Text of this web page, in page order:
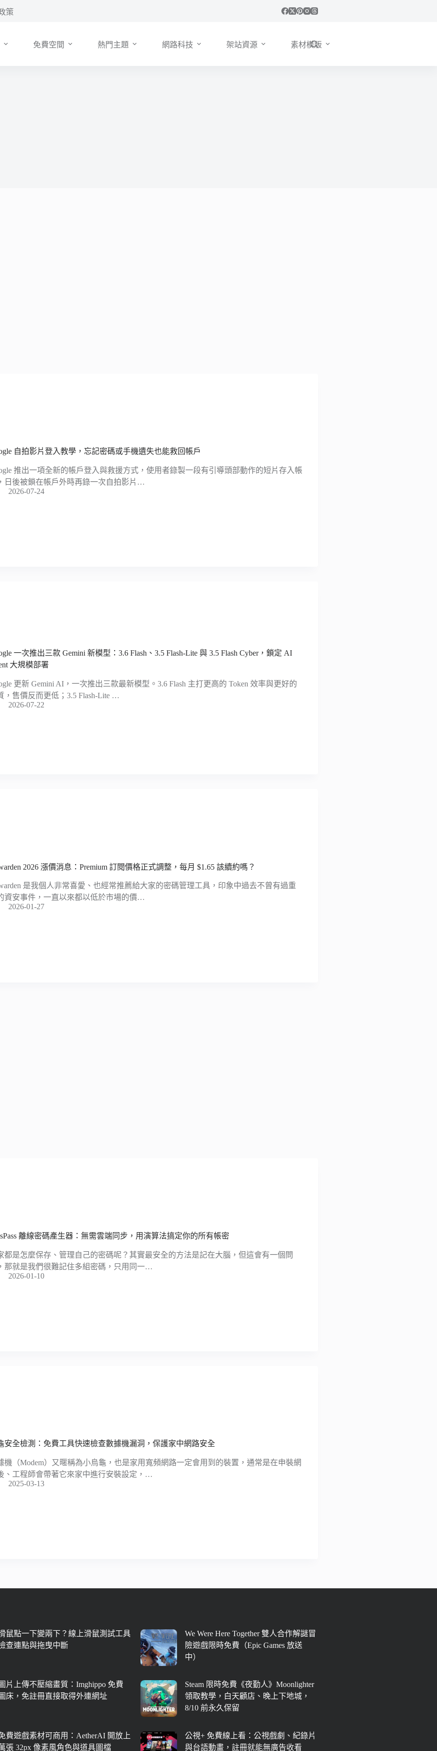
策
免費空間 熱門主題 網路科技 架站資源 素材模版
自拍影片登入教學，忘記密碼或手機遺失也能救回帳戶
推出一項全新的帳戶登入與救援方式，使用者錄製一段有引導頭部動作的短片存入帳
日後被鎖在帳戶外時再錄一次自拍影片…
2026-07-24
一次推出三款 Gemini 新模型：3.6 Flash、3.5 Flash-Lite 與 3.5 Flash Cyber，鎖定 AI
大規模部署
更新 Gemini AI，一次推出三款最新模型。3.6 Flash 主打更高的 Token 效率與更好的
，售價反而更低；3.5 Flash-Lite …
2026-07-22
2026 漲價消息：Premium 訂閱價格正式調整，每月 $1.65 該續約嗎？
是我個人非常喜愛、也經常推薦給大家的密碼管理工具，印象中過去不曾有過重
資安事件，一直以來都以低於市場的價…
2026-01-27
離線密碼產生器：無需雲端同步，用演算法搞定你的所有帳密
都是怎麼保存、管理自己的密碼呢？其實最安全的方法是記在大腦，但這會有一個問
那就是我們很難記住多組密碼，只用同一…
2026-01-10
安全檢測：免費工具快速檢查數據機漏洞，保護家中網路安全
機（Modem）又暱稱為小烏龜，也是家用寬頻網路一定會用到的裝置，通常是在申裝網
、工程師會帶著它來家中進行安裝設定，…
2025-03-13
鼠點一下變兩下？線上滑鼠測試工具
查連點與拖曳中斷
We Were Here Together 雙人合作解謎冒
險遊戲限時免費（Epic Games 放送
中）
片上傳不壓縮畫質：Imghippo 免費
床，免註冊直接取得外連網址
Steam 限時免費《夜勤人》Moonlighter
領取教學，白天顧店、晚上下地城，
8/10 前永久保留
費遊戲素材可商用：AetherAI 開放上
張 32px 像素風角色與道具圖檔
公視+ 免費線上看：公視戲劇、紀錄片
與台語動畫，註冊就能無廣告收看